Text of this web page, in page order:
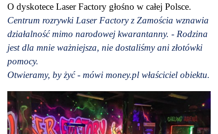
O dyskotece Laser Factory głośno w całej Polsce.
Centrum rozrywki Laser Factory z Zamościa wznawia
działalność mimo narodowej kwarantanny. - Rodzina
jest dla mnie ważniejsza, nie dostaliśmy ani złotówki
pomocy.
Otwieramy, by żyć - mówi money.pl właściciel obiektu.